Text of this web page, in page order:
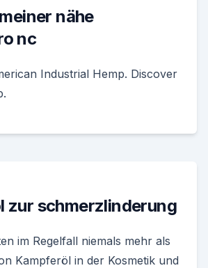
nähe
nc
Industrial Hemp. Discover
zur schmerzlinderung
im Regelfall niemals mehr als
Kampferöl in der Kosmetik und